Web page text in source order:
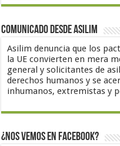
Comunicado desde Asilim
Asilim denuncia que los
la UE convierten en mera
general y solicitantes de
derechos humanos y se
inhumanos, extremistas y
¿Nos vemos en Facebook?